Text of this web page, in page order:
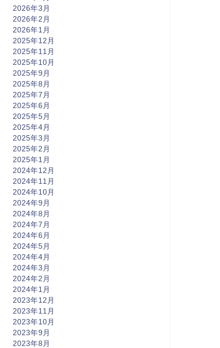
2026年3月
2026年2月
2026年1月
2025年12月
2025年11月
2025年10月
2025年9月
2025年8月
2025年7月
2025年6月
2025年5月
2025年4月
2025年3月
2025年2月
2025年1月
2024年12月
2024年11月
2024年10月
2024年9月
2024年8月
2024年7月
2024年6月
2024年5月
2024年4月
2024年3月
2024年2月
2024年1月
2023年12月
2023年11月
2023年10月
2023年9月
2023年8月